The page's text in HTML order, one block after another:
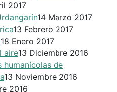
2017
14 Marzo 2017
13 Febrero 2017
18 Enero 2017
aire13 Diciembre 2016
humanícolas de
13 Noviembre 2016
2016